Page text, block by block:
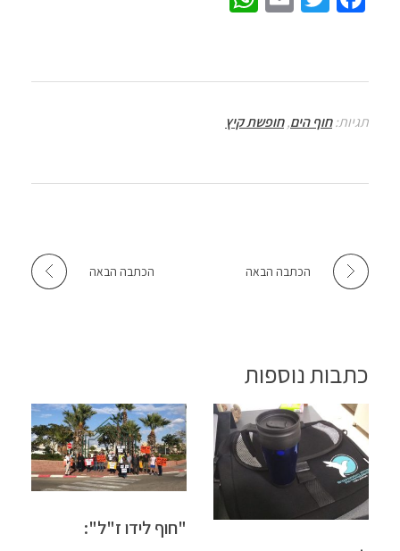
o
o
k
er
sA
p
p
תגיות:חוף הים,חופשת קיץ
הכתבה הבאה הכתבה הבאה
כתבות נוספות
"חוף לידו ז"ל":